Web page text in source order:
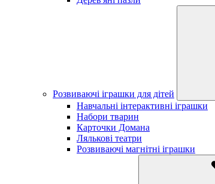
Розвиваючі іграшки для дітей
Навчальні інтерактивні іграшки
Набори тварин
Карточки Домана
Лялькові театри
Розвиваючі магнітні іграшки